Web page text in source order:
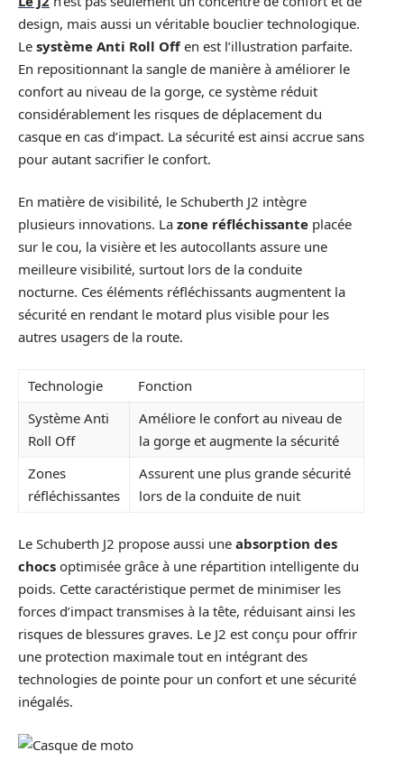
design, mais aussi un véritable bouclier technologique.
Le système Anti Roll Offen est l’illustration parfaite.
En repositionnant la sangle de manière à améliorer le
confort au niveau de la gorge, ce système réduit
considérablement les risques de déplacement du
casque en cas d’impact. La sécurité est ainsi accrue sans
pour autant sacrifier le confort.
En matière de visibilité, le Schuberth J2 intègre
plusieurs innovations. La zone réfléchissante placée
sur le cou, la visière et les autocollants assure une
meilleure visibilité, surtout lors de la conduite
nocturne. Ces éléments réfléchissants augmentent la
sécurité en rendant le motard plus visible pour les
autres usagers de la route.
Technologie
Fonction
Système Anti
Roll Off
Améliore le confort au niveau de
la gorge et augmente la sécurité
Zones
réfléchissantes
Assurent une plus grande sécurité
lors de la conduite de nuit
Le Schuberth J2 propose aussi une absorption des
chocs optimisée grâce à une répartition intelligente du
poids. Cette caractéristique permet de minimiser les
forces d’impact transmises à la tête, réduisant ainsi les
risques de blessures graves. Le J2 est conçu pour offrir
une protection maximale tout en intégrant des
technologies de pointe pour un confort et une sécurité
inégalés.